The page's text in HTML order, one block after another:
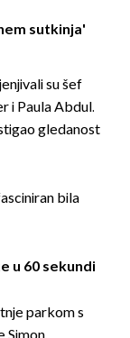
sutkinja'
su šef
i Paula Abdul.
gledanost
bila
u 60 sekundi
parkom s